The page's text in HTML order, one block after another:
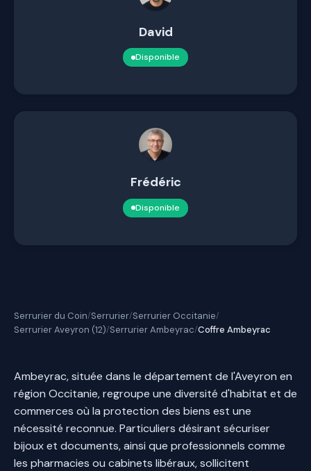
David
Disponible
Frédéric
Disponible
Serrurier du Coin/Serrurier/Serrurier Occitanie/
Serrurier Aveyron (12)/Serrurier Ambeyrac/Coffre Ambeyrac
Ambeyrac, située dans le département de l'Aveyron en
région Occitanie, regroupe une diversité d'habitat et de
commerces où la protection des biens est une
nécessité reconnue. Particuliers désirant sécuriser
bijoux et documents, ainsi que professionnels comme
les pharmacies ou cabinets libéraux, sollicitent